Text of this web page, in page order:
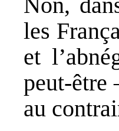
les
et
peut-être
au